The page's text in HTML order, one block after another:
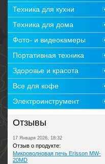
Техника для кухни
Техника для дома
Фото- и видеокамеры
Портативная техника
Здоровье и красота
Все для кофе
Электроинструмент
Отзывы
17 Января 2026, 18:32
Отзыв о продукте:
Микроволновая печь Erisson MW-
20MD